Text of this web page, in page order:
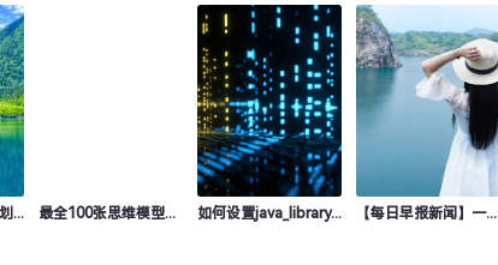
每日简讯 特斯拉计划开启德国裁员计划，旨在将德国境内的员工减少400人 最全100张思维模型思维导图盘点.pdf 如何设置java_library_path 【每日早报新闻】一分钟了解世界 2024.04.28 星期日